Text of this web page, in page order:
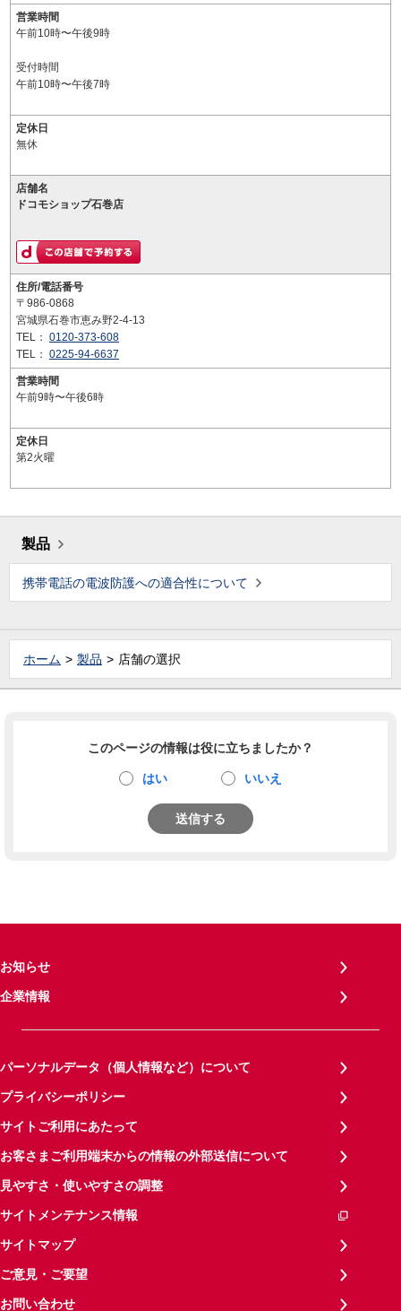
営業時間
午前10時〜午後9時
受付時間
午前10時〜午後7時
定休日
無休
店舗名
ドコモショップ石巻店
住所/電話番号
〒986-0868
宮城県石巻市恵み野2-4-13
TEL： 0120-373-608
TEL： 0225-94-6637
営業時間
午前9時〜午後6時
定休日
第2火曜
製品
携帯電話の電波防護への適合性について
ホーム 製品 店舗の選択
このページの情報は役に立ちましたか？
はい いいえ
送信する
お知らせ
企業情報
パーソナルデータ（個人情報など）について
プライバシーポリシー
サイトご利用にあたって
お客さまご利用端末からの情報の外部送信について
見やすさ・使いやすさの調整
サイトメンテナンス情報
サイトマップ
ご意見・ご要望
お問い合わせ